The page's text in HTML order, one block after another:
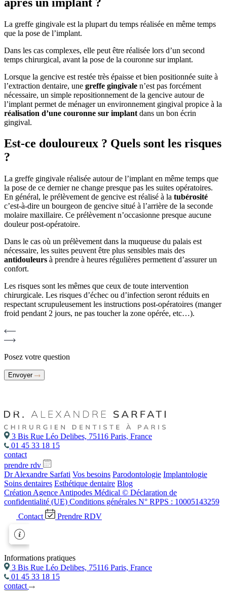
La greffe gingivale est la plupart du temps réalisée en même temps
que la pose de l’implant.
Dans les cas complexes, elle peut être réalisée lors d’un second
temps chirurgical, avant la pose de la couronne sur implant.
Lorsque la gencive est restée très épaisse et bien positionnée suite à
l’extraction dentaire, une greffe gingivale n’est pas forcément
nécessaire, un simple repositionnement de la gencive autour de
l’implant permet de ménager un environnement gingival propice à la
réalisation d’une couronne sur implant dans un bon écrin
gingival.
Est-ce douloureux ? Quels sont les risques
?
La greffe gingivale réalisée autour de l’implant en même temps que
la pose de ce dernier ne change presque pas les suites opératoires.
En général, le prélèvement de gencive est réalisé à la tubérosité
c’est-à-dire un bourgeon de gencive situé à l’arrière de la seconde
molaire maxillaire. Ce prélèvement n’occasionne presque aucune
douleur post-opératoire.
Dans le cas où un prélèvement dans la muqueuse du palais est
nécessaire, les suites peuvent être plus sensibles mais des
antidouleurs à prendre à heures régulières permettent d’assurer un
confort.
Les risques sont les mêmes que ceux de toute intervention
chirurgicale. Les risques d’échec ou d’infection seront réduits en
respectant scrupuleusement les instructions post-opératoires (manger
froid pendant 2 jours, ne pas toucher la zone opérée, etc…).
Posez votre question
Envoyer
3 Bis Rue Léo Delibes, 75116 Paris, France
01 45 33 18 15
contact
prendre rdv
Dr Alexandre Sarfati Vos besoins Parodontologie Implantologie
Soins dentaires Esthétique dentaire Blog
Création Agence Antipodes Médical © Déclaration de
confidentialité (UE) Conditions générales N° RPPS : 10005143259
Contact
Prendre RDV
Informations pratiques
3 Bis Rue Léo Delibes, 75116 Paris, France
01 45 33 18 15
contact